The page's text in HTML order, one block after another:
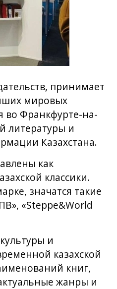
принимает
мировых
во Франкфурте-на-
литературы и
Казахстана.
как
классики.
значатся такие
«Steppe&World
и
казахской
книг,
жанры и